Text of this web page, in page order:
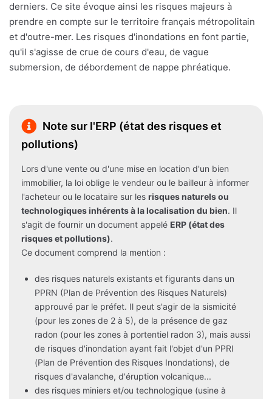
derniers. Ce site évoque ainsi les risques majeurs à
prendre en compte sur le territoire français métropolitain
et d'outre-mer. Les risques d'inondations en font partie,
qu'il s'agisse de crue de cours d'eau, de vague
submersion, de débordement de nappe phréatique.
Note sur l'ERP (état des risques et
pollutions)
Lors d'une vente ou d'une mise en location d'un bien
immobilier, la loi oblige le vendeur ou le bailleur à informer
l'acheteur ou le locataire sur les risques naturels ou
technologiques inhérents à la localisation du bien. Il
s'agit de fournir un document appelé ERP (état des
risques et pollutions).
Ce document comprend la mention :
des risques naturels existants et figurants dans un
PPRN (Plan de Prévention des Risques Naturels)
approuvé par le préfet. Il peut s'agir de la sismicité
(pour les zones de 2 à 5), de la présence de gaz
radon (pour les zones à portentiel radon 3), mais aussi
de risques d'inondation ayant fait l'objet d'un PPRI
(Plan de Prévention des Risques Inondations), de
risques d'avalanche, d'éruption volcanique...
des risques miniers et/ou technologique (usine à